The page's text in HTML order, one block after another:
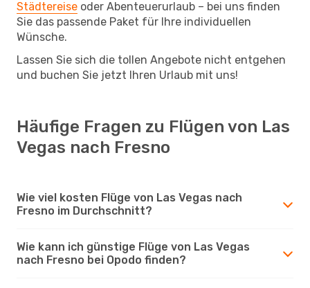
Städtereise oder Abenteuerurlaub – bei uns finden
Sie das passende Paket für Ihre individuellen
Wünsche.
Lassen Sie sich die tollen Angebote nicht entgehen
und buchen Sie jetzt Ihren Urlaub mit uns!
Häufige Fragen zu Flügen von Las
Vegas nach Fresno
Wie viel kosten Flüge von Las Vegas nach
Fresno im Durchschnitt?
Wie kann ich günstige Flüge von Las Vegas
nach Fresno bei Opodo finden?